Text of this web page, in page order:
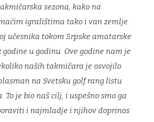
sezona, kako na
igralištima tako i van zemlje.
učesnika tokom Srpske amatarske
godine u godinu. Ove godine nam je
naših takmičara je osvojilo
na Svetsku golf rang listu
je bio naš cilj, i uspešno smo ga
i najmladje i njihov doprinos